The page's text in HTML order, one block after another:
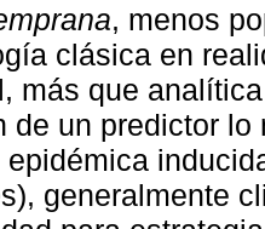
, menos
clásica en
más que
de un predictor lo
epidémica
generalmente